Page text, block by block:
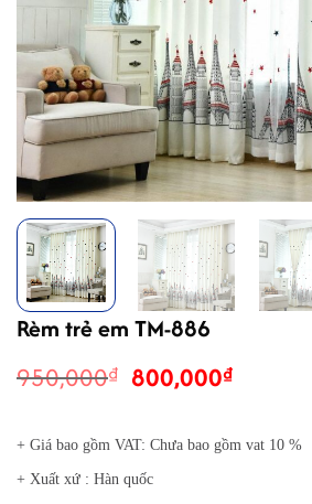
Rèm trẻ em TM-886
950,000₫ Giá
950,000₫.
800,000₫Giá
là:
+ Giá bao gồm VAT: Chưa bao gồm vat 10 %
+ Xuất xứ : Hàn quốc